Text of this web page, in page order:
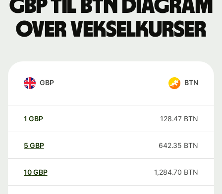
GBP til BTN Diagram
over vekselkurser
GBP BTN
1 GBP 128.47 BTN
5 GBP 642.35 BTN
10GBP 1,284.70 BTN